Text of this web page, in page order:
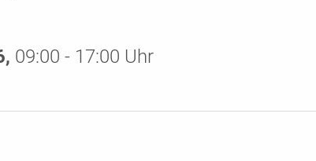
09:00 - 17:00 Uhr